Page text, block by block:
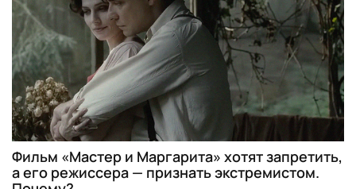
Фильм «Мастер и Маргарита» хотят запретить,
а его режиссера — признать экстремистом.